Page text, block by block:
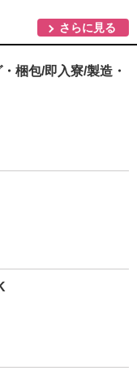
さらに見る
梱包/即入寮/製造・